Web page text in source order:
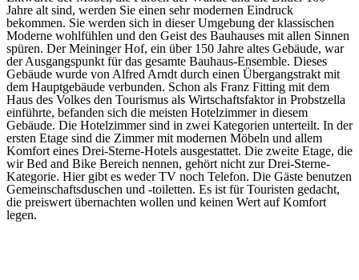
Jahre alt sind, werden Sie einen sehr modernen Eindruck
bekommen. Sie werden sich in dieser Umgebung der klassischen
Moderne wohlfühlen und den Geist des Bauhauses mit allen Sinnen
spüren. Der Meininger Hof, ein über 150 Jahre altes Gebäude, war
der Ausgangspunkt für das gesamte Bauhaus-Ensemble. Dieses
Gebäude wurde von Alfred Arndt durch einen Übergangstrakt mit
dem Hauptgebäude verbunden. Schon als Franz Fitting mit dem
Haus des Volkes den Tourismus als Wirtschaftsfaktor in Probstzella
einführte, befanden sich die meisten Hotelzimmer in diesem
Gebäude. Die Hotelzimmer sind in zwei Kategorien unterteilt. In der
ersten Etage sind die Zimmer mit modernen Möbeln und allem
Komfort eines Drei-Sterne-Hotels ausgestattet. Die zweite Etage, die
wir Bed and Bike Bereich nennen, gehört nicht zur Drei-Sterne-
Kategorie. Hier gibt es weder TV noch Telefon. Die Gäste benutzen
Gemeinschaftsduschen und -toiletten. Es ist für Touristen gedacht,
die preiswert übernachten wollen und keinen Wert auf Komfort
legen.